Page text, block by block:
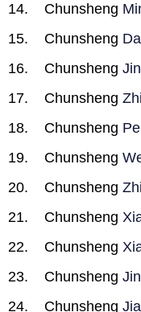
Chunsheng
Chunsheng
Chunsheng
Chunsheng
Chunsheng
Chunsheng
Chunsheng
Chunsheng
Chunsheng
Chunsheng
Chunsheng